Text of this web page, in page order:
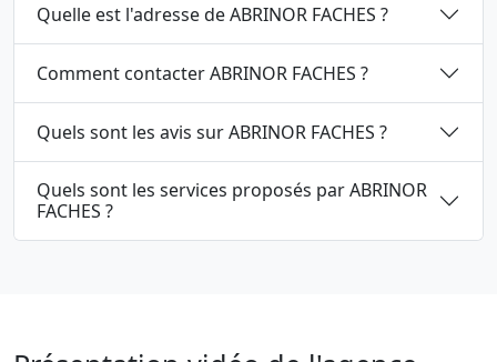
Quelle est l'adresse de ABRINOR FACHES ?
Comment contacter ABRINOR FACHES ?
Quels sont les avis sur ABRINOR FACHES ?
Quels sont les services proposés par ABRINOR
FACHES ?